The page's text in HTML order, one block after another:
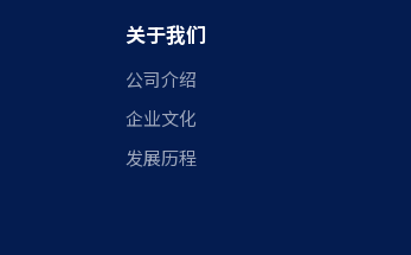
关于我们
公司介绍
企业文化
发展历程